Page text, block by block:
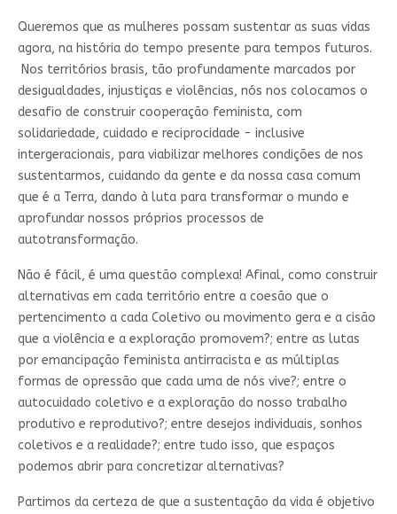
Queremos que as mulheres possam sustentar as suas vidas
agora, na história do tempo presente para tempos futuros.
Nos territórios brasis, tão profundamente marcados por
desigualdades, injustiças e violências, nós nos colocamos o
desafio de construir cooperação feminista, com
solidariedade, cuidado e reciprocidade - inclusive
intergeracionais, para viabilizar melhores condições de nos
sustentarmos, cuidando da gente e da nossa casa comum
que é a Terra, dando à luta para transformar o mundo e
aprofundar nossos próprios processos de
autotransformação.
Não é fácil, é uma questão complexa! Afinal, como construir
alternativas em cada território entre a coesão que o
pertencimento a cada Coletivo ou movimento gera e a cisão
que a violência e a exploração promovem?; entre as lutas
por emancipação feminista antirracista e as múltiplas
formas de opressão que cada uma de nós vive?; entre o
autocuidado coletivo e a exploração do nosso trabalho
produtivo e reprodutivo?; entre desejos individuais, sonhos
coletivos e a realidade?; entre tudo isso, que espaços
podemos abrir para concretizar alternativas?
Partimos da certeza de que a sustentação da vida é objetivo